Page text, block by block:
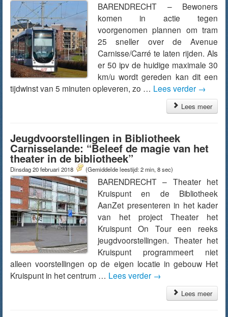
BARENDRECHT – Bewoners
komen in actie tegen
voorgenomen plannen om tram
25 sneller over de Avenue
Carnisse/Carré te laten rijden. Als
er 50 ipv de huidige maximale 30
km/u wordt gereden kan dit een
tijdwinst van 5 minuten opleveren, zo … Lees verder →
Lees meer
Jeugdvoorstellingen in Bibliotheek
Carnisselande: “Beleef de magie van het
theater in de bibliotheek”
Dinsdag 20 februari 2018 (Gemiddelde leestijd: 2 min, 8 sec)
BARENDRECHT – Theater het
Kruispunt en de Bibliotheek
AanZet presenteren in het kader
van het project Theater het
Kruispunt On Tour een reeks
jeugdvoorstellingen. Theater het
Kruispunt programmeert niet
alleen voorstellingen op de eigen locatie in gebouw Het
Kruispunt in het centrum … Lees verder →
Lees meer